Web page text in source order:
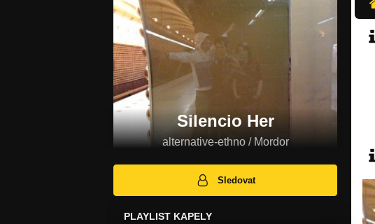
Silencio Her
alternative-ethno / Mordor
Sledovat
PLAYLIST KAPELY